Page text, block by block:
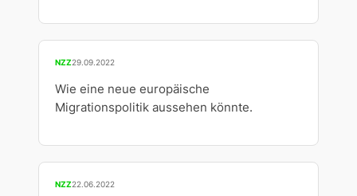
NZZ29.09.2022
Wie eine neue europäische
Migrationspolitik aussehen könnte.
NZZ22.06.2022